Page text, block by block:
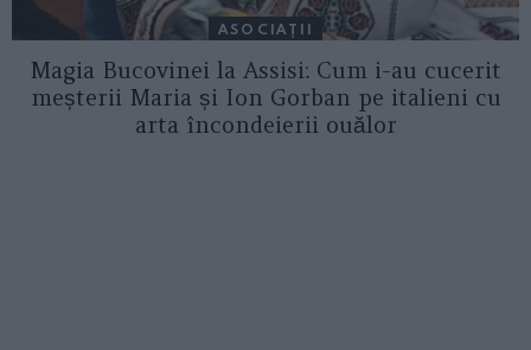
ASOCIAŢII
Magia Bucovinei la Assisi: Cum i-au cucerit
meșterii Maria și Ion Gorban pe italieni cu
arta încondeierii ouălor